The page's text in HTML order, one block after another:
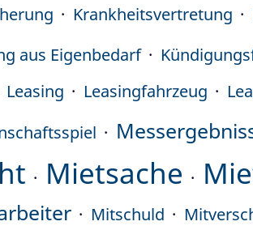
Krankheitsvertretung
aus Eigenbedarf
Leasing Leasingfahrzeug
Mietsache
Mitschuld